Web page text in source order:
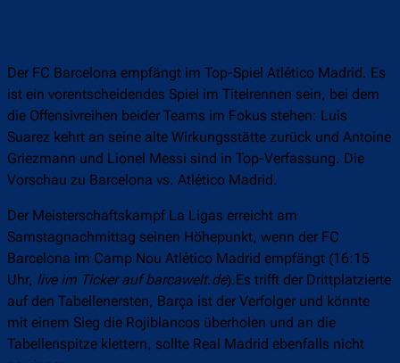
Der FC Barcelona empfängt im Top-Spiel Atlético Madrid. Es
ist ein vorentscheidendes Spiel im Titelrennen sein, bei dem
die Offensivreihen beider Teams im Fokus stehen: Luis
Suarez kehrt an seine alte Wirkungsstätte zurück und Antoine
Griezmann und Lionel Messi sind in Top-Verfassung. Die
Vorschau zu Barcelona vs. Atlético Madrid.
Der Meisterschaftskampf La Ligas erreicht am
Samstagnachmittag seinen Höhepunkt, wenn der FC
Barcelona im Camp Nou Atlético Madrid empfängt (16:15
Uhr, live im Ticker auf barcawelt.de).Es trifft der Drittplatzierte
auf den Tabellenersten, Barça ist der Verfolger und könnte
mit einem Sieg die Rojiblancos überholen und an die
Tabellenspitze klettern, sollte Real Madrid ebenfalls nicht